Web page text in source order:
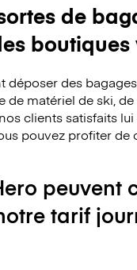
de
boutiques
déposer des
de matériel de ski,
clients satisfaits
pouvez profiter
peuvent
tarif